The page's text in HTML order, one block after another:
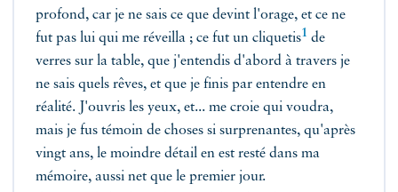
profond, car je ne sais ce que devint l'orage, et ce ne
fut pas lui qui me réveilla ; ce fut un cliquetis1 de
verres sur la table, que j'entendis d'abord à travers je
ne sais quels rêves, et que je finis par entendre en
réalité. J'ouvris les yeux, et... me croie qui voudra,
mais je fus témoin de choses si surprenantes, qu'après
vingt ans, le moindre détail en est resté dans ma
mémoire, aussi net que le premier jour.